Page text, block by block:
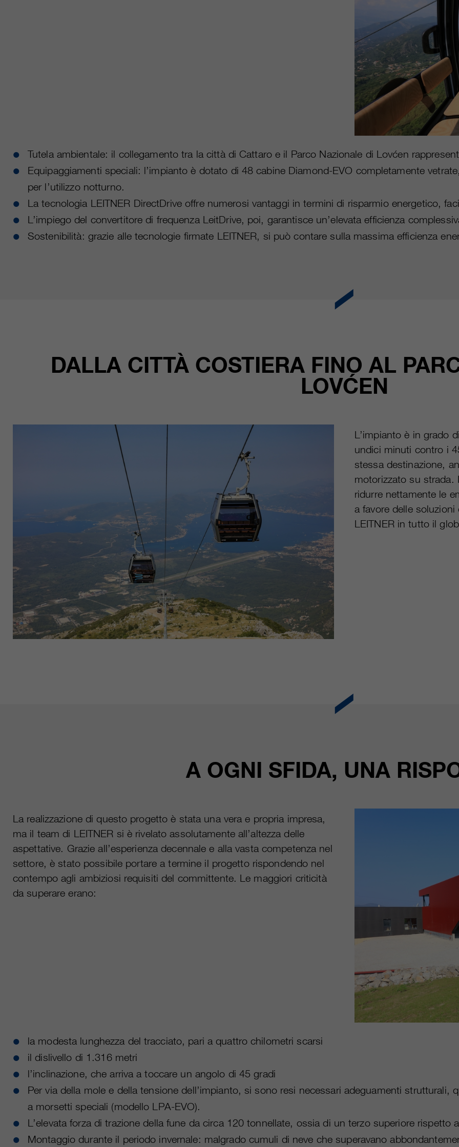
Tutela ambientale: il collegamento tra la città di Cattaro e il Parco Nazionale di Lovćen
Equipaggiamenti speciali: l’impianto è dotato di 48 cabine Diamond-EVO completamente
per l’utilizzo notturno.
La tecnologia LEITNER DirectDrive offre numerosi vantaggi in termini di risparmio energetico,
L’impiego del convertitore di frequenza LeitDrive, poi, garantisce un’elevata efficienza
Sostenibilità: grazie alle tecnologie firmate LEITNER, si può contare sulla massima efficienza
DALLA CITTÀ COSTIERA FINO AL
LOVĆEN
L’impianto è in grado
undici minuti contro i
stessa destinazione,
motorizzato su strada.
ridurre nettamente le
a favore delle
LEITNER in tutto il
A OGNI SFIDA, UNA
La realizzazione di questo progetto è stata una vera e propria impresa,
ma il team di LEITNER si è rivelato assolutamente all’altezza delle
aspettative. Grazie all’esperienza decennale e alla vasta competenza nel
settore, è stato possibile portare a termine il progetto rispondendo nel
contempo agli ambiziosi requisiti del committente. Le maggiori criticità
da superare erano:
la modesta lunghezza del tracciato, pari a quattro chilometri scarsi
il dislivello di 1.316 metri
l’inclinazione, che arriva a toccare un angolo di 45 gradi
Per via della mole e della tensione dell’impianto, si sono resi necessari adeguamenti strutturali,
a morsetti speciali (modello LPA-EVO).
L’elevata forza di trazione della fune da circa 120 tonnellate, ossia di un terzo superiore
Montaggio durante il periodo invernale: malgrado cumuli di neve che superavano